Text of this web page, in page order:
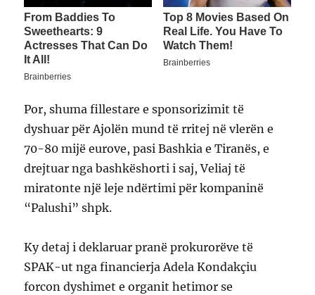
Por, shuma fillestare e sponsorizimit të
dyshuar për Ajolën mund të rritej në vlerën e
70-80 mijë eurove, pasi Bashkia e Tiranës, e
drejtuar nga bashkëshorti i saj, Veliaj të
miratonte një leje ndërtimi për kompaninë
“Palushi” shpk.
Ky detaj i deklaruar pranë prokurorëve të
SPAK-ut nga financierja Adela Kondakçiu
forcon dyshimet e organit hetimor se